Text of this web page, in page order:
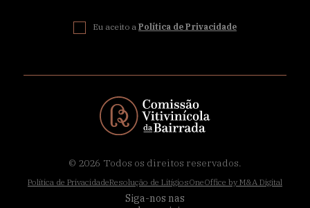
Eu aceito a Política de Privacidade
© 2026 Todos os direitos reservados.
Política de PrivacidadeResolução de LitígiosOneOffice by M&A Digital
Siga-nos nas